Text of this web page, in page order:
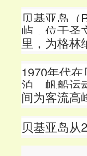
贝基亚岛（
屿，位于圣
里，为格林
1970年代
泊、帆船运
间为客流高
贝基亚岛从